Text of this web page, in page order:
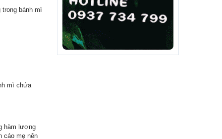
bánh mì
mì chứa
hàm lượng
cáo mẹ nên